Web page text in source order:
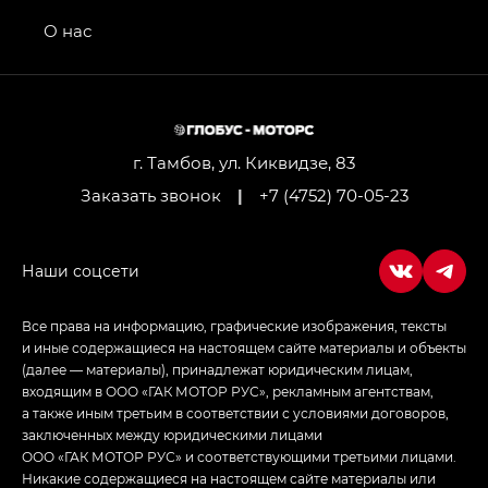
привод — GB AWD, Джи Эль Полный привод —
Джи Икс ПРЕМИУМ — GX PREMIUM, ЛАУНЖ —
Empow — Эмпау (Empow) в комплектации
г. Тамбов, ул. Киквидзе, 83
Заказать звонок
| +7 (4752) 70-05-23
О нас
Все права на информацию, графические изображения, тексты
и иные содержащиеся на настоящем сайте материалы и объекты
(далее — материалы), принадлежат юридическим лицам,
входящим в ООО «ГАК МОТОР РУС», рекламным агентствам,
а также иным третьим в соответствии с условиями договоров,
заключенных между юридическими лицами
ООО «ГАК МОТОР РУС» и соответствующими третьими лицами.
Никакие содержащиеся на настоящем сайте материалы или